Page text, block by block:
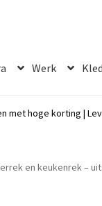
Werk
hoge korting |
en keukenrek –